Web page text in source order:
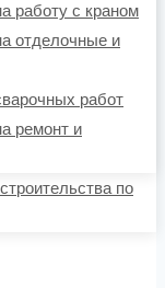
работу с краном
отделочные и
работ
ремонт и
по